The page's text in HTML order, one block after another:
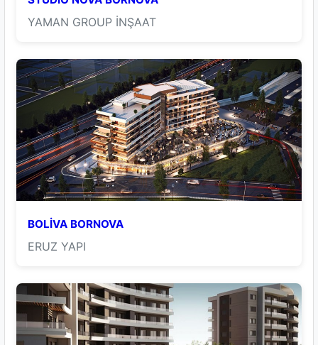
YAMAN GROUP İNŞAAT
BOLİVA BORNOVA
ERUZ YAPI